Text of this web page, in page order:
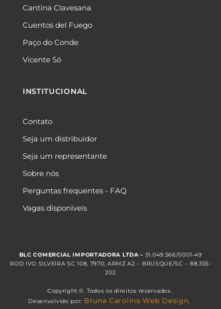
Cantina Clavesana
Cuentos del Fuego
Paço do Conde
Vicente Só
INSTITUCIONAL
Contato
Seja um distribuidor
Seja um representante
Sobre nós
Perguntas frequentes - FAQ
Vagas disponíveis
BLC COMERCIAL IMPORTADORA LTDA – 51.049.566/0001-49
ROD IVO SILVEIRA SC 108, 7970, ARMZ A2 – BRUSQUE/SC – 88.355-
202
Copyright ©. Todos os direitos reservados.
Desenvolvido por: Bruna Carolina Web Design.